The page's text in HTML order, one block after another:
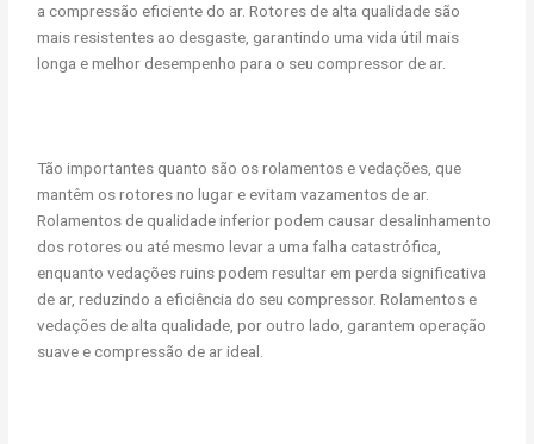
a compressão eficiente do ar. Rotores de alta qualidade são
mais resistentes ao desgaste, garantindo uma vida útil mais
longa e melhor desempenho para o seu compressor de ar.
Tão importantes quanto são os rolamentos e vedações, que
mantêm os rotores no lugar e evitam vazamentos de ar.
Rolamentos de qualidade inferior podem causar desalinhamento
dos rotores ou até mesmo levar a uma falha catastrófica,
enquanto vedações ruins podem resultar em perda significativa
de ar, reduzindo a eficiência do seu compressor. Rolamentos e
vedações de alta qualidade, por outro lado, garantem operação
suave e compressão de ar ideal.